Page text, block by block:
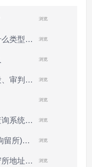
浏览
看守所一般关押的都是什么类型的犯人 浏览
浏览
侦查阶段、审查起诉阶段、审判阶段的期限... 浏览
浏览
河北公安网燕赵警民通查询系统网址入口 浏览
北京市第十拘留所(丰台拘留所)地址电话 浏览
天津市滨海新区第一看守所地址电话 浏览